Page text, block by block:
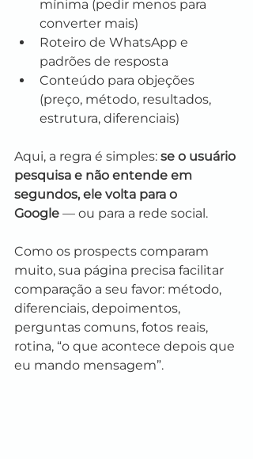
mínima (pedir menos para
converter mais)
Roteiro de WhatsApp e
padrões de resposta
Conteúdo para objeções
(preço, método, resultados,
estrutura, diferenciais)
Aqui, a regra é simples: se o usuário
pesquisa e não entende em
segundos, ele volta para o
Google — ou para a rede social.
Como os prospects comparam
muito, sua página precisa facilitar
comparação a seu favor: método,
diferenciais, depoimentos,
perguntas comuns, fotos reais,
rotina, “o que acontece depois que
eu mando mensagem”.